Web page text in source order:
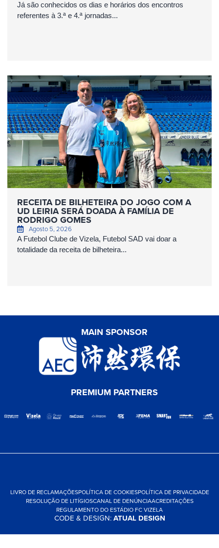
Já são conhecidos os dias e horários dos encontros
referentes à 3.ª e 4.ª jornadas...
RECEITA DE BILHETEIRA DO JOGO COM A
UD LEIRIA SERÁ DOADA À FAMÍLIA DE
RODRIGO GOMES
Agosto 5, 2026
A Futebol Clube de Vizela, Futebol SAD vai doar a
totalidade da receita de bilheteira...
MAIN SPONSOR
PREMIUM PARTNERS
LIVRO DE RECLAMAÇÕESPOLÍTICA DE COOKIESPOLÍTICA DE PRIVACIDADE
RESOLUÇÃO DE LITÍGIOSCANAL DE DENÚNCIAACREDITAÇÕES
REGULAMENTO DO ESTÁDIO FC VIZELA
CODE & DESIGN:ATUAL DESIGN